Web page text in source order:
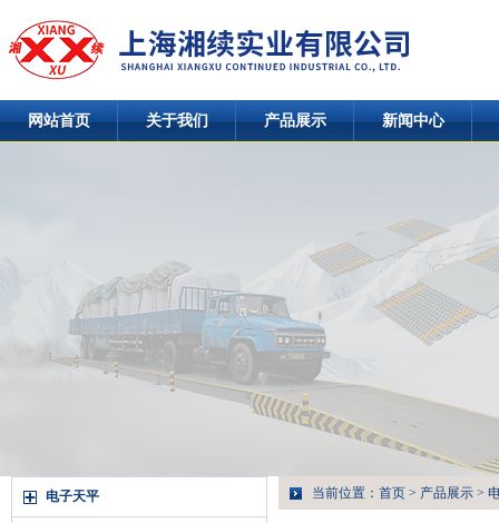
网站首页 关于我们 产品展示 新闻中心
电子天平 当前位置： 首页 > 产品展示 >